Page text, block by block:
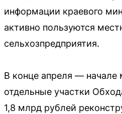
информации краевого
активно пользуются
сельхозпредприятия.
В конце апреля — начале
отдельные участки
1,8 млрд рублей